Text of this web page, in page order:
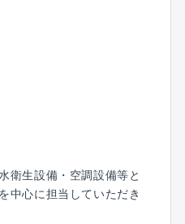
務所に実務設計を依頼
に開示。本見積りを作成
。
名
場合の目安〉
衛生設備・空調設備等と
中心に担当していただき